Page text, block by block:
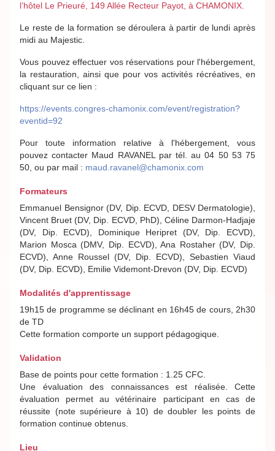
l’hôtel Le Prieuré, 149 Allée Recteur Payot, à CHAMONIX.
Le reste de la formation se déroulera à partir de lundi après
midi au Majestic.
Vous pouvez effectuer vos réservations pour l'hébergement,
la restauration, ainsi que pour vos activités récréatives, en
cliquant sur ce lien :
https://events.congres-chamonix.com/event/registration?
eventid=92
Pour toute information relative à l'hébergement, vous
pouvez contacter Maud RAVANEL par tél. au 04 50 53 75
50, ou par mail : maud.ravanel@chamonix.com
Formateurs
Emmanuel Bensignor (DV, Dip. ECVD, DESV Dermatologie),
Vincent Bruet (DV, Dip. ECVD, PhD), Céline Darmon-Hadjaje
(DV, Dip. ECVD), Dominique Heripret (DV, Dip. ECVD),
Marion Mosca (DMV, Dip. ECVD), Ana Rostaher (DV, Dip.
ECVD), Anne Roussel (DV, Dip. ECVD), Sebastien Viaud
(DV, Dip. ECVD), Emilie Videmont-Drevon (DV, Dip. ECVD)
Modalités d'apprentissage
19h15 de programme se déclinant en 16h45 de cours, 2h30
de TD
Cette formation comporte un support pédagogique.
Validation
Base de points pour cette formation : 1.25 CFC.
Une évaluation des connaissances est réalisée. Cette
évaluation permet au vétérinaire participant en cas de
réussite (note supérieure à 10) de doubler les points de
formation continue obtenus.
Lieu